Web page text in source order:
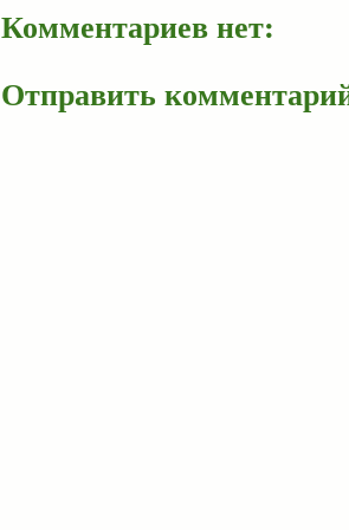
Комментариев нет:
Отправить